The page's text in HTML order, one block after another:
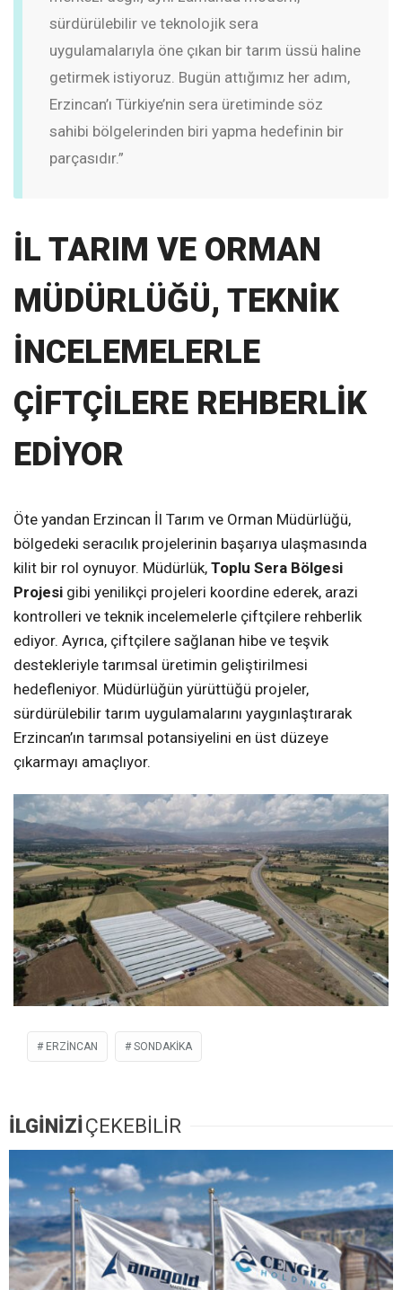
sürdürülebilir ve teknolojik sera
uygulamalarıyla öne çıkan bir tarım üssü haline
getirmek istiyoruz. Bugün attığımız her adım,
Erzincan’ı Türkiye’nin sera üretiminde söz
sahibi bölgelerinden biri yapma hedefinin bir
parçasıdır.”
İL TARIM VE ORMAN
MÜDÜRLÜĞÜ, TEKNİK
İNCELEMELERLE
ÇİFTÇİLERE REHBERLİK
EDİYOR
Öte yandan Erzincan İl Tarım ve Orman Müdürlüğü,
bölgedeki seracılık projelerinin başarıya ulaşmasında
kilit bir rol oynuyor. Müdürlük, Toplu Sera Bölgesi
Projesi gibi yenilikçi projeleri koordine ederek, arazi
kontrolleri ve teknik incelemelerle çiftçilere rehberlik
ediyor. Ayrıca, çiftçilere sağlanan hibe ve teşvik
destekleriyle tarımsal üretimin geliştirilmesi
hedefleniyor. Müdürlüğün yürüttüğü projeler,
sürdürülebilir tarım uygulamalarını yaygınlaştırarak
Erzincan’ın tarımsal potansiyelini en üst düzeye
çıkarmayı amaçlıyor.
ERZINCAN SONDAKIKA
İLGİNİZİÇEKEBİLİR